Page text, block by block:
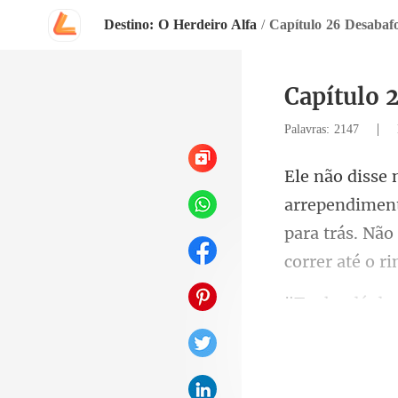
Destino: O Herdeiro Alfa / Capítulo 26
Capítulo
Palavras: 2147 |
para trás.